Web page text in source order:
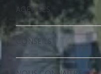
AGENCES
CONSEILS